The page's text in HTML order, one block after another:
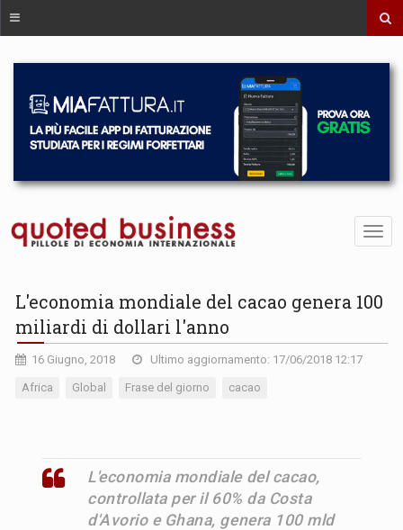
L'economia mondiale del cacao genera 100
miliardi di dollari l'anno
16 Giugno, 2018 Ultimo aggiornamento: 17/06/2018 12:17
Africa Global Frase del giorno cacao
L'economia mondiale del cacao,
controllata per il 60% da Costa
d'Avorio e Ghana, genera 100 mld